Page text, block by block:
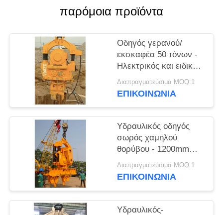
ΖΗΤΉΣΤΕ
ΈΝΑ
ΑΠΌΣΠΑΣΜΑ
SITEMAP
PRIVACY
POLICY
παρόμοια προϊόντα
Οδηγός γερανού/
εκσκαφέα 50 τόνων -
Ηλεκτρικός και ειδικός
σχεδιασμός
σιδηροδρομικών
Διαπραγματεύσιμα MOQ:1
ΕΠΙΚΟΙΝΩΝΙΑ
Υδραυλικός οδηγός
σωρός χαμηλού
θορύβου - 1200mm
διάμετρος σωρός &
1050RPM αποδοτική
Διαπραγματεύσιμα MOQ:1
ΕΠΙΚΟΙΝΩΝΙΑ
Υδραυλικός-